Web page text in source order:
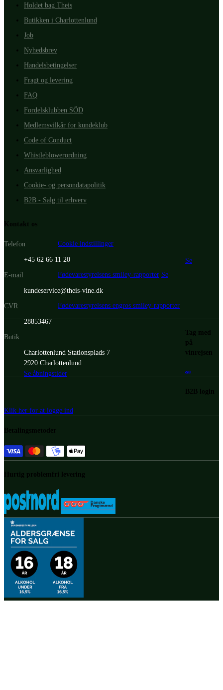
Holdet bag Theis
Butikken i Charlottenlund
Job
Nyhedsbrev
Handelsbetingelser
Fragt og levering
FAQ
Fordelsklubben SÖD
Medlemsvilkår for kundeklub
Code of Conduct
Whistleblowerordning
Ansvarlighed
Cookie- og persondatapolitik
B2B - Salg til erhverv
Kontakt os
Telefon
+45 62 66 11 20
E-mail
kundeservice@theis-vine.dk
CVR
28853467
Butik
Charlottenlund Stationsplads 7
2920 Charlottenlund
Se åbningstider
Cookie indstillinger
Se
Fødevarestyrelsens smiley-rapporter Se
Fødevarestyrelsens engros smiley-rapporter
Tag med
på
vinrejsen
B2B login
Klik her for at logge ind
Betalingsmetoder
Hurtig problemfri levering